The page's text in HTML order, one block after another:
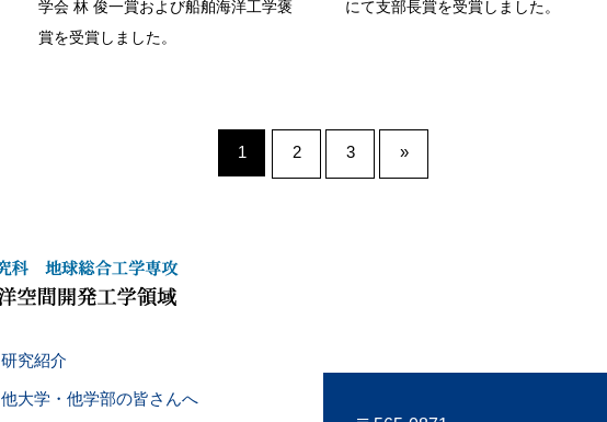
学会 林 俊一賞および船舶海洋工学褒
賞を受賞しました。
にて支部長賞を受賞しました。
1 2 3 »
研究紹介
他大学・他学部の皆さんへ